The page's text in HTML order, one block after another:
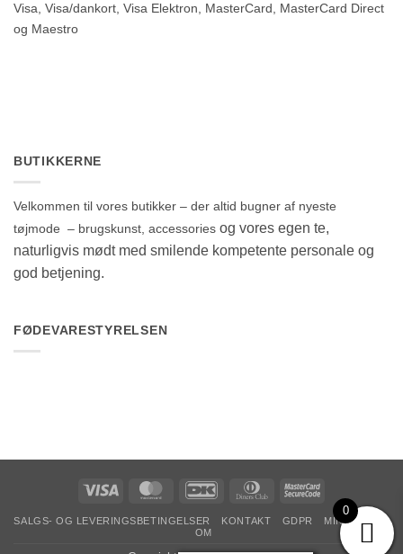
Visa, Visa/dankort, Visa Elektron, MasterCard, MasterCard Direct
og Maestro
BUTIKKERNE
Velkommen til vores butikker – der altid bugner af nyeste
tøjmode – brugskunst, accessories og vores egen te,
naturligvis mødt med smilende kompetente personale og
god betjening.
FØDEVARESTYRELSEN
Visa MasterCard DanKort
Dinners
MasterCard
SALGS- OG LEVERINGSBETINGELSER KONTAKT GDPR
MIN KONTO
OM
0